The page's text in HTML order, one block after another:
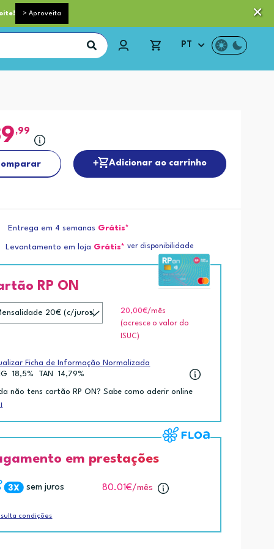
> Aproveita
porte grátis acima de 35€*
PT
,99
Adicionar ao carrinho
Entrega em 4 semanas Grátis*
Levantamento em loja Grátis* ver disponibilidade
RP ON
20,00€/mês
(acresce o valor do
ISUC)
Ficha de Informação Normalizada
18,5% TAN 14,79%
não tens cartão RP ON? Sabe como aderir online
em prestações
sem juros 80.01€/mês
condições